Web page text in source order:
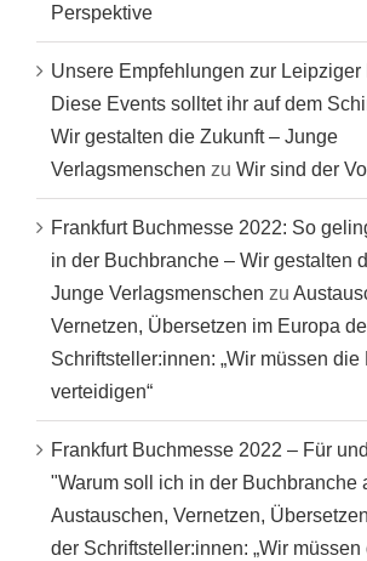
Perspektive
Unsere Empfehlungen zur Leipziger
Diese Events solltet ihr auf dem
Wir gestalten die Zukunft – Junge
Verlagsmenschen zu Wir sind der
Frankfurt Buchmesse 2022: So
in der Buchbranche – Wir gestalten
Junge Verlagsmenschen zu
Vernetzen, Übersetzen im Europa
Schriftsteller:innen: „Wir müssen die
verteidigen“
Frankfurt Buchmesse 2022 – Für
"Warum soll ich in der Buchbranche
Austauschen, Vernetzen,
der Schriftsteller:innen: „Wir